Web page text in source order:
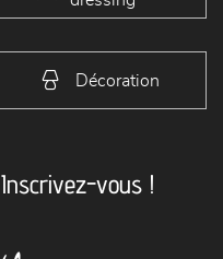
Décoration
Inscrivez-vous !